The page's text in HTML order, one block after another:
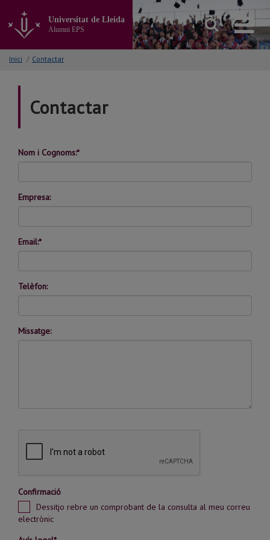
contingut
principal
Universitat de Lleida
Alumni EPS
Inici / Contactar
Contactar
Nom i Cognoms:*
Empresa:
Email:*
Telèfon:
Missatge:
Confirmació
Dessitjo rebre un comprobant de la consulta al meu correu
electrònic